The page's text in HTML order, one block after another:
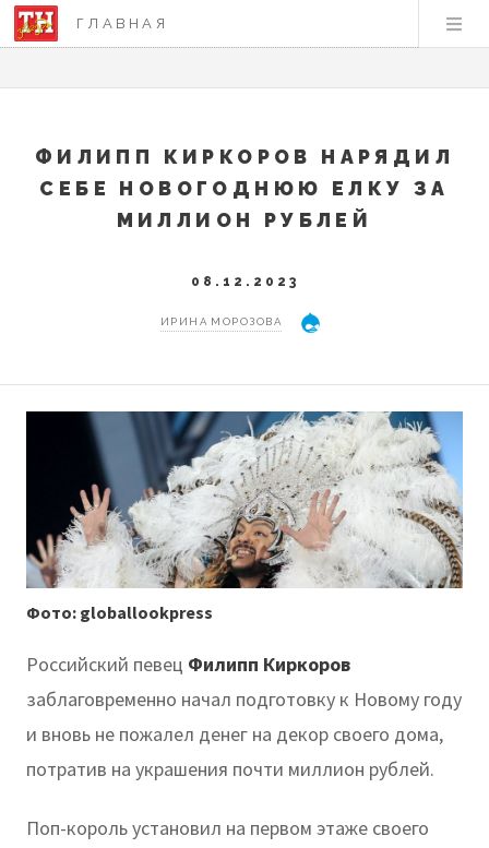
ГЛАВНАЯ
ФИЛИПП КИРКОРОВ НАРЯДИЛ
СЕБЕ НОВОГОДНЮЮ ЕЛКУ ЗА
МИЛЛИОН РУБЛЕЙ
08.12.2023
ИРИНА МОРОЗОВА
Фото: globallookpress
Российский певец Филипп Киркоров
заблаговременно начал подготовку к Новому году
и вновь не пожалел денег на декор своего дома,
потратив на украшения почти миллион рублей.
Поп-король установил на первом этаже своего